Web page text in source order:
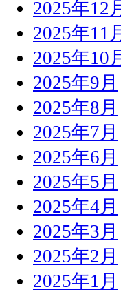
2025年12
2025年11
2025年10
2025年9月
2025年8月
2025年7月
2025年6月
2025年5月
2025年4月
2025年3月
2025年2月
2025年1月